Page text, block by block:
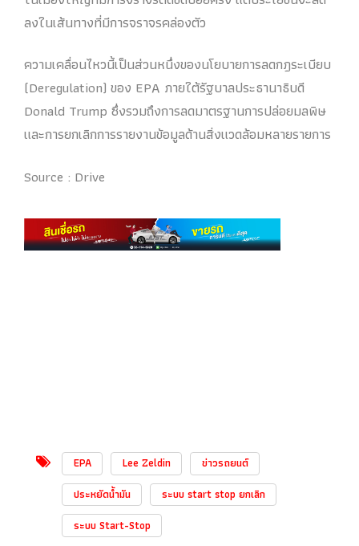
ลงในเส้นทางที่มีการจราจรคล่องตัว
ความเคลื่อนไหวนี้เป็นส่วนหนึ่งของนโยบายการลดกฎระเบียบ
(Deregulation) ของ EPA ภายใต้รัฐบาลประธานาธิบดี
Donald Trump ซึ่งรวมถึงการลดมาตรฐานการปล่อยมลพิษ
และการยกเลิกการรายงานข้อมูลด้านสิ่งแวดล้อมหลายรายการ
Source : Drive
EPA Lee Zeldin
ข่าวรถยนต์
ประหยัดน้ำมัน
ระบบ start stop ยกเลิก
ระบบ Start-Stop